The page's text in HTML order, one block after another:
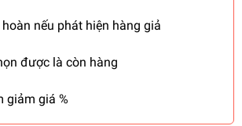
hoàn nếu phát hiện hàng giả
được là còn hàng
giảm giá %